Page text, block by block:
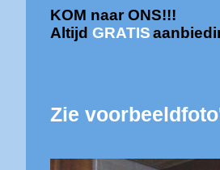
KOM naar ONS!!!
Altijd GRATIS
Zie